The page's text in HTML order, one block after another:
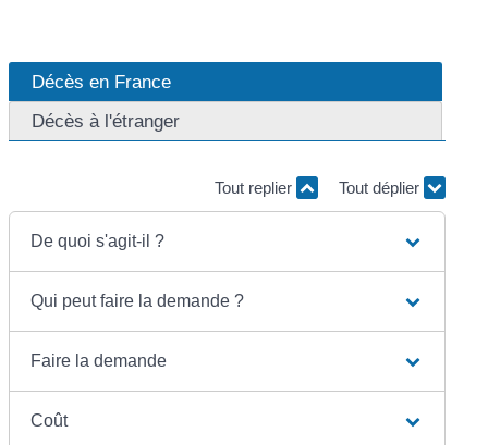
Décès en France
Décès à l'étranger
Tout replier Tout déplier
De quoi s'agit-il ?
Qui peut faire la demande ?
Faire la demande
Coût